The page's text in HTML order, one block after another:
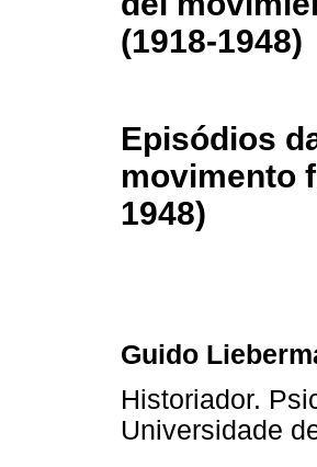
(1918-1948)
Episódios
movimento
1948)
Guido
Historiador.
Universidade